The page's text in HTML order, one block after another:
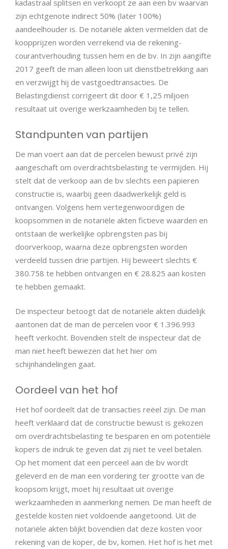
kadastraal splitsen en verkoopt ze aan een bv waarvan
zijn echtgenote indirect 50% (later 100%)
aandeelhouder is. De notariële akten vermelden dat de
koopprijzen worden verrekend via de rekening-
courantverhouding tussen hem en de bv. In zijn aangifte
2017 geeft de man alleen loon uit dienstbetrekking aan
en verzwijgt hij de vastgoedtransacties. De
Belastingdienst corrigeert dit door € 1,25 miljoen
resultaat uit overige werkzaamheden bij te tellen.
Standpunten van partijen
De man voert aan dat de percelen bewust privé zijn
aangeschaft om overdrachtsbelasting te vermijden. Hij
stelt dat de verkoop aan de bv slechts een papieren
constructie is, waarbij geen daadwerkelijk geld is
ontvangen. Volgens hem vertegenwoordigen de
koopsommen in de notariële akten fictieve waarden en
ontstaan de werkelijke opbrengsten pas bij
doorverkoop, waarna deze opbrengsten worden
verdeeld tussen drie partijen. Hij beweert slechts €
380.758 te hebben ontvangen en € 28.825 aan kosten
te hebben gemaakt.
De inspecteur betoogt dat de notariële akten duidelijk
aantonen dat de man de percelen voor € 1.396.993
heeft verkocht. Bovendien stelt de inspecteur dat de
man niet heeft bewezen dat het hier om
schijnhandelingen gaat.
Oordeel van het hof
Het hof oordeelt dat de transacties reëel zijn. De man
heeft verklaard dat de constructie bewust is gekozen
om overdrachtsbelasting te besparen en om potentiële
kopers de indruk te geven dat zij niet te veel betalen.
Op het moment dat een perceel aan de bv wordt
geleverd en de man een vordering ter grootte van de
koopsom krijgt, moet hij resultaat uit overige
werkzaamheden in aanmerking nemen. De man heeft de
gestelde kosten niet voldoende aangetoond. Uit de
notariële akten blijkt bovendien dat deze kosten voor
rekening van de koper, de bv, komen. Het hof is het met